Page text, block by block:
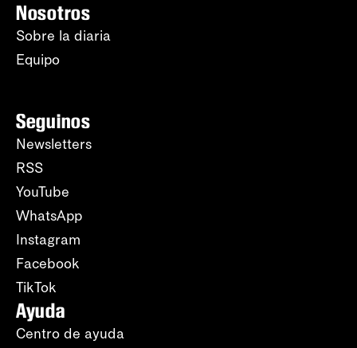
Nosotros
Sobre la diaria
Equipo
Seguinos
Newsletters
RSS
YouTube
WhatsApp
Instagram
Facebook
TikTok
Ayuda
Centro de ayuda